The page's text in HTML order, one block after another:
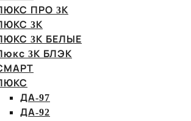
ПРО 3К
3К
3К БЕЛЫЕ
3К БЛЭК
ДА-97
ДА-92